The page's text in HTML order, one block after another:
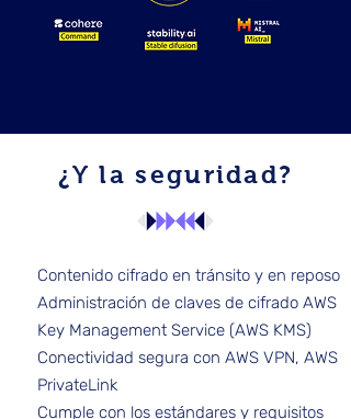
¿Y la seguridad?
Contenido cifrado en tránsito y en reposo
Administración de claves de cifrado AWS
Key Management Service (AWS KMS)
Conectividad segura con AWS VPN, AWS
PrivateLink
Cumple con los estándares y requisitos